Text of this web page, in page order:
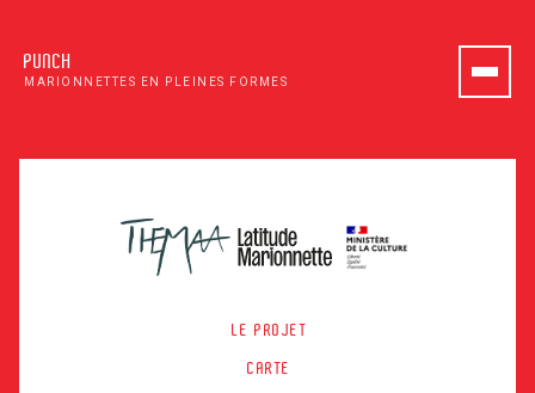
PUNCH
MARIONNETTES EN PLEINES FORMES
LE PROJET
CARTE